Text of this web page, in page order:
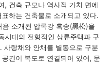
, 건축 규모나 역사적 가치 면에
하는 건축물로 소개되고 있다.
소개된 압록강 흑송(黑松)을
시대의 전형적인 상류주택과 구
사랑채와 안채를 별동으로 구분
간이 복도로 연결되어 있어, 문